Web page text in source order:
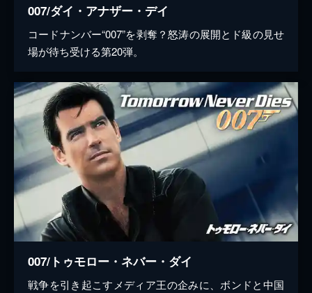
007/ダイ・アナザー・デイ
コードナンバー“007”を剥奪？怒涛の展開とド級の見せ
場が待ち受ける第20弾。
007/トゥモロー・ネバー・ダイ
戦争を引き起こすメディア王の企みに、ボンドと中国